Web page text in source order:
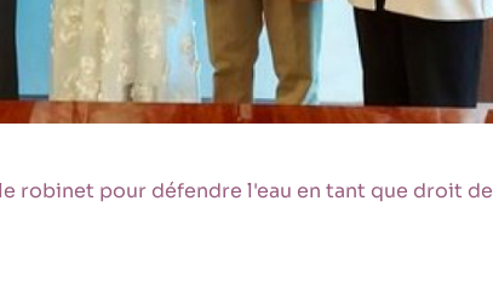
robinet pour défendre l'eau en tant que droit de